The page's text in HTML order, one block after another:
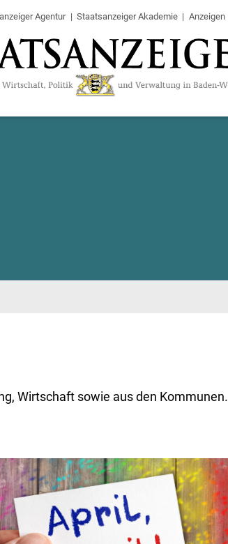
Agentur Staatsanzeiger Akademie Anzeigen
Wirtschaft sowie aus den Kommunen.